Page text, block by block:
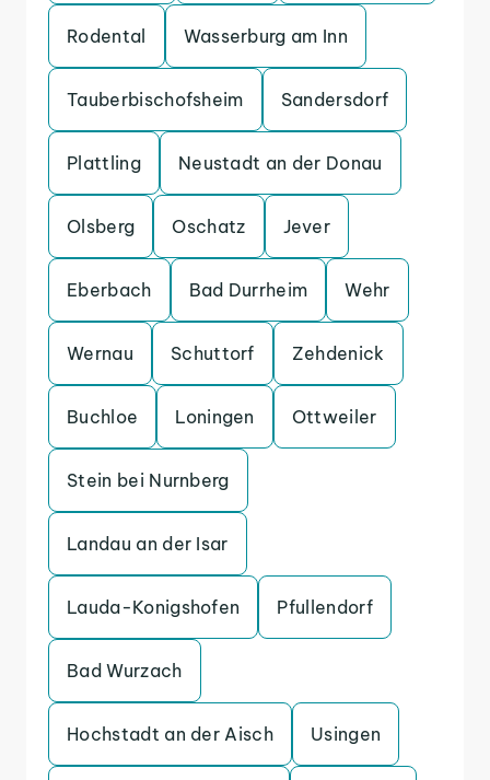
Rodental Wasserburg am Inn
Tauberbischofsheim Sandersdorf
Plattling Neustadt an der Donau
Olsberg Oschatz Jever
Eberbach Bad Durrheim Wehr
Wernau Schuttorf Zehdenick
Buchloe Loningen Ottweiler
Stein bei Nurnberg
Landau an der Isar
Lauda-Konigshofen Pfullendorf
Bad Wurzach
Hochstadt an der Aisch Usingen